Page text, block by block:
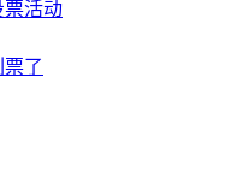
票活动
了